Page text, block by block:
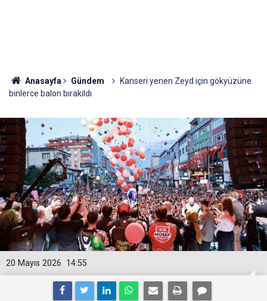
Anasayfa Gündem
Kanseri yenen Zeyd için gökyüzüne
binlerce balon bırakıldı
14:55
20 Mayıs 2026